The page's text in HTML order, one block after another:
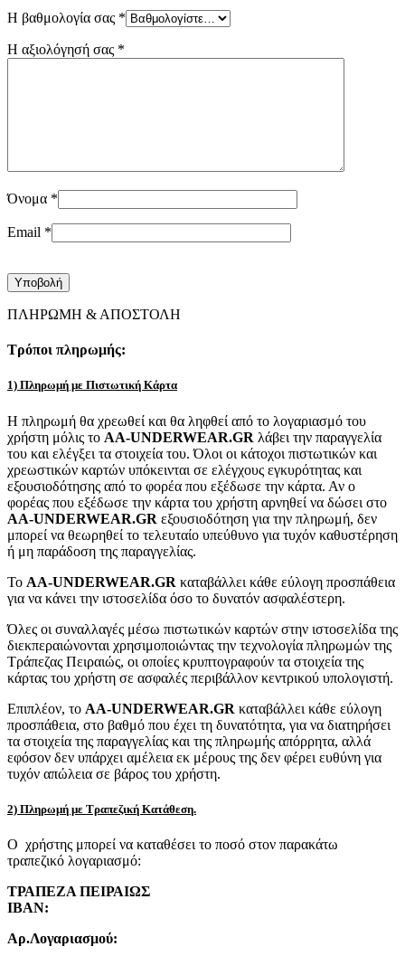
Η βαθμολογία σας *
Η αξιολόγησή σας *
Όνομα *
Email *
ΠΛΗΡΩΜΗ & ΑΠΟΣΤΟΛΗ
Τρόποι πληρωμής:
1) Πληρωμή με Πιστωτική Κάρτα
Η πληρωμή θα χρεωθεί και θα ληφθεί από το λογαριασμό του
χρήστη μόλις το AA-UNDERWEAR.GR λάβει την παραγγελία
του και ελέγξει τα στοιχεία του. Όλοι οι κάτοχοι πιστωτικών και
χρεωστικών καρτών υπόκεινται σε ελέγχους εγκυρότητας και
εξουσιοδότησης από το φορέα που εξέδωσε την κάρτα. Αν ο
φορέας που εξέδωσε την κάρτα του χρήστη αρνηθεί να δώσει στο
AA-UNDERWEAR.GR εξουσιοδότηση για την πληρωμή, δεν
μπορεί να θεωρηθεί το τελευταίο υπεύθυνο για τυχόν καθυστέρηση
ή μη παράδοση της παραγγελίας.
Το AA-UNDERWEAR.GR καταβάλλει κάθε εύλογη προσπάθεια
για να κάνει την ιστοσελίδα όσο το δυνατόν ασφαλέστερη.
Όλες οι συναλλαγές μέσω πιστωτικών καρτών στην ιστοσελίδα της
διεκπεραιώνονται χρησιμοποιώντας την τεχνολογία πληρωμών της
Τράπεζας Πειραιώς, οι οποίες κρυπτογραφούν τα στοιχεία της
κάρτας του χρήστη σε ασφαλές περιβάλλον κεντρικού υπολογιστή.
Επιπλέον, το AA-UNDERWEAR.GR καταβάλλει κάθε εύλογη
προσπάθεια, στο βαθμό που έχει τη δυνατότητα, για να διατηρήσει
τα στοιχεία της παραγγελίας και της πληρωμής απόρρητα, αλλά
εφόσον δεν υπάρχει αμέλεια εκ μέρους της δεν φέρει ευθύνη για
τυχόν απώλεια σε βάρος του χρήστη.
2) Πληρωμή με Τραπεζική Κατάθεση.
Ο χρήστης μπορεί να καταθέσει το ποσό στον παρακάτω
τραπεζικό λογαριασμό:
ΤΡΑΠΕΖΑ ΠΕΙΡΑΙΩΣ
IBAN:
Αρ.Λογαριασμού: